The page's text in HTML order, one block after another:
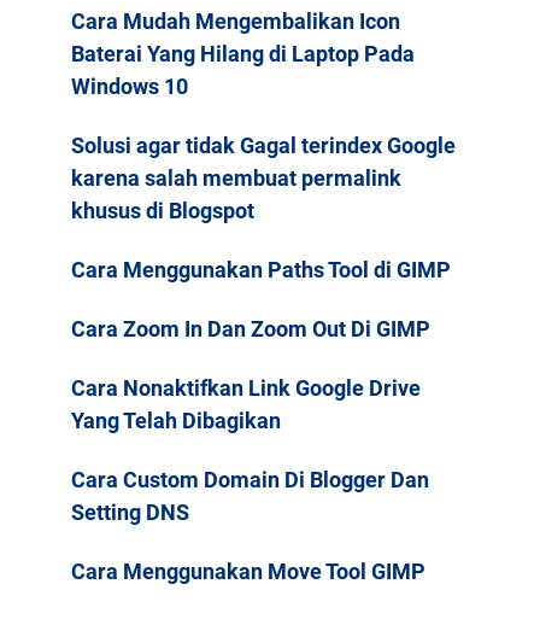
Cara Mudah Mengembalikan Icon
Baterai Yang Hilang di Laptop Pada
Windows 10
Solusi agar tidak Gagal terindex Google
karena salah membuat permalink
khusus di Blogspot
Cara Menggunakan Paths Tool di GIMP
Cara Zoom In Dan Zoom Out Di GIMP
Cara Nonaktifkan Link Google Drive
Yang Telah Dibagikan
Cara Custom Domain Di Blogger Dan
Setting DNS
Cara Menggunakan Move Tool GIMP